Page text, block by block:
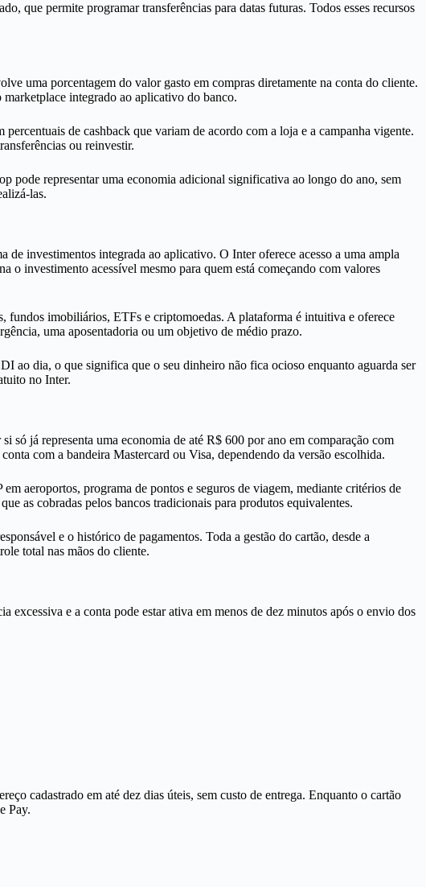
que permite programar transferências para datas futuras. Todos esses recursos
uma porcentagem do valor gasto em compras diretamente na conta do cliente.
integrado ao aplicativo do banco.
de cashback que variam de acordo com a loja e a campanha vigente.
ou reinvestir.
pode representar uma economia adicional significativa ao longo do ano, sem
las.
investimentos integrada ao aplicativo. O Inter oferece acesso a uma ampla
o investimento acessível mesmo para quem está começando com valores
imobiliários, ETFs e criptomoedas. A plataforma é intuitiva e oferece
uma aposentadoria ou um objetivo de médio prazo.
ao dia, o que significa que o seu dinheiro não fica ocioso enquanto aguarda ser
no Inter.
só já representa uma economia de até R$ 600 por ano em comparação com
com a bandeira Mastercard ou Visa, dependendo da versão escolhida.
aeroportos, programa de pontos e seguros de viagem, mediante critérios de
as cobradas pelos bancos tradicionais para produtos equivalentes.
e o histórico de pagamentos. Toda a gestão do cartão, desde a
total nas mãos do cliente.
e a conta pode estar ativa em menos de dez minutos após o envio dos
cadastrado em até dez dias úteis, sem custo de entrega. Enquanto o cartão
Pay.